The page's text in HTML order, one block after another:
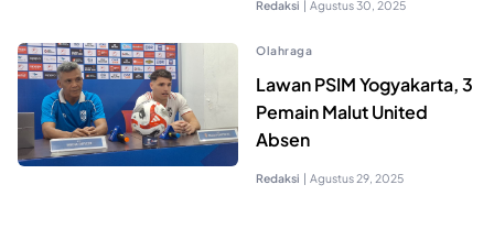
Redaksi | Agustus 30, 2025
Olahraga
Lawan PSIM Yogyakarta, 3
Pemain Malut United
Absen
Redaksi | Agustus 29, 2025